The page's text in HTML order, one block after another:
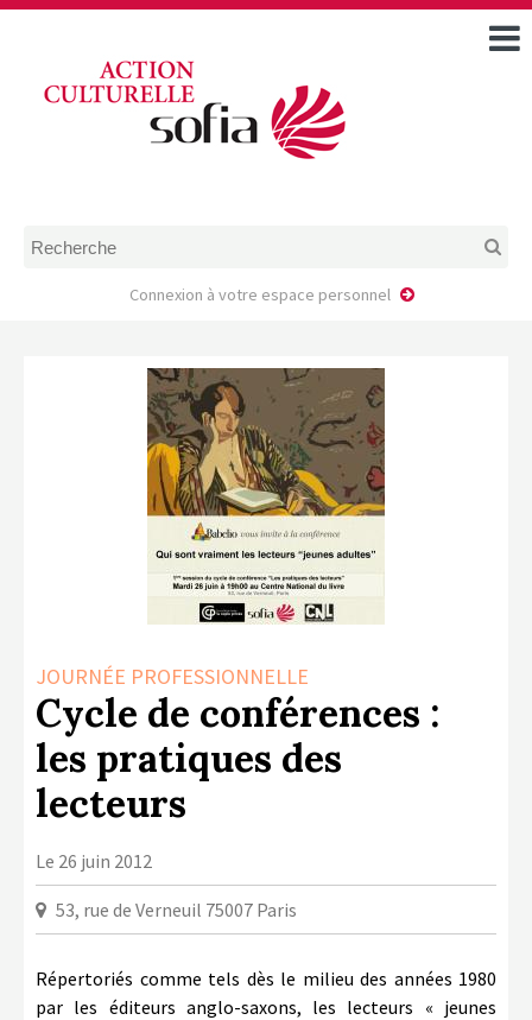
DOSSIERS DE DEMANDE
FAIRE UNE DEMANDE D’AIDE
MODÈLE D’ACCORD DE
PRESTATION
AUTEUR/PORTEUR DE
PROJET
LA COPIE PRIVÉE
LA CULTURE AVEC LA COPIE
CULTURELLE
Connexion à votre espace personnel
JOURNÉE PROFESSIONNELLE
Cycle de conférences :
les pratiques des
lecteurs
Le 26 juin 2012
53, rue de Verneuil 75007 Paris
Répertoriés comme tels dès le milieu des années 1980
par les éditeurs anglo-saxons, les lecteurs « jeunes